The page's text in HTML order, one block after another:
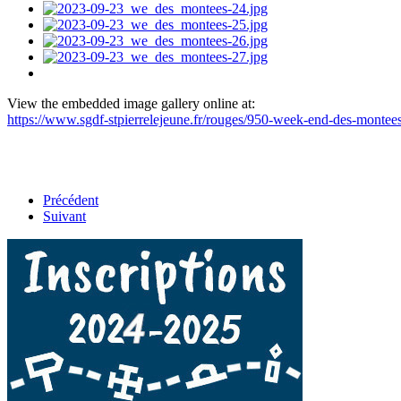
View the embedded image gallery online at:
https://www.sgdf-stpierrelejeune.fr/rouges/950-week-end-des-
Précédent
Suivant